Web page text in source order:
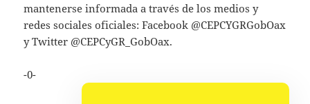
mantenerse informada a través de los medios y
redes sociales oficiales: Facebook @CEPCYGRGobOax
y Twitter @CEPCyGR_GobOax.
-0-